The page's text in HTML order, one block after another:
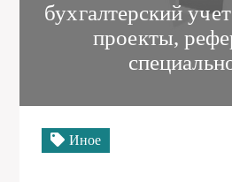
бухгалтерский
проекты,
Иное